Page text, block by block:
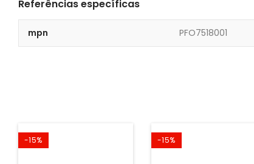
Referências específicas
mpn PFO7518001
-15% -15%